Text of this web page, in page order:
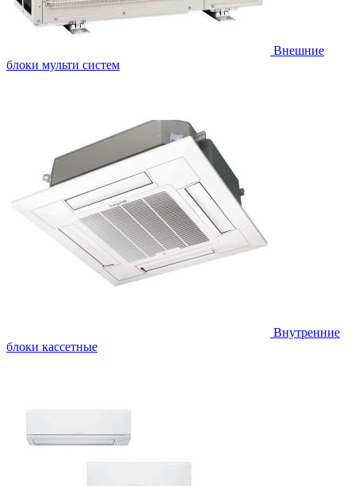
Внешние
блоки мульти систем
Внутренние
блоки кассетные